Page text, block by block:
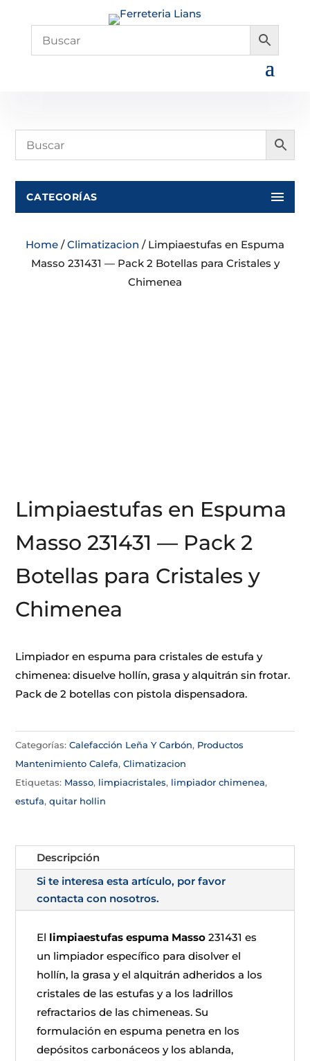
CATEGORÍAS
Home /Climatizacion / Limpiaestufas en Espuma
Masso 231431 — Pack 2 Botellas para Cristales y
Chimenea
Limpiaestufas en Espuma
Masso 231431 — Pack 2
Botellas para Cristales y
Chimenea
Limpiador en espuma para cristales de estufa y
chimenea: disuelve hollín, grasa y alquitrán sin frotar.
Pack de 2 botellas con pistola dispensadora.
Categorías:Calefacción Leña Y Carbón, Productos
Mantenimiento Calefa,Climatizacion
Etiquetas: Masso, limpiacristales, limpiador chimenea,
estufa,quitar hollin
Descripción
Si te interesa esta artículo, por favor
contacta con nosotros.
El limpiaestufas espuma Masso 231431 es
un limpiador específico para disolver el
hollín, la grasa y el alquitrán adheridos a los
cristales de las estufas y a los ladrillos
refractarios de las chimeneas. Su
formulación en espuma penetra en los
depósitos carbonáceos y los ablanda,